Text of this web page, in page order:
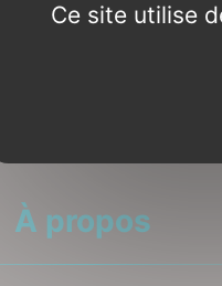
À propos
Ce site utilise